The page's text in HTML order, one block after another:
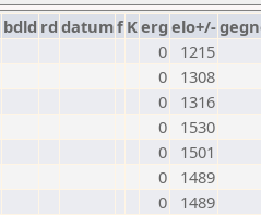
bdld rd datumf Kerg elo+/-
0
1215
0
1308
0
1316
0
1530
0
1501
0
1489
0
1489